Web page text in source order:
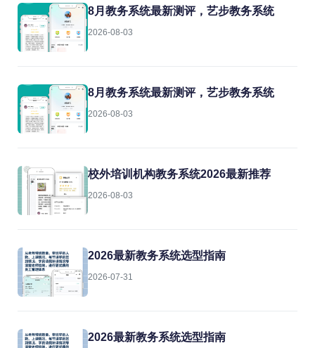
8月教务系统最新测评，艺步教务系统
2026-08-03
8月教务系统最新测评，艺步教务系统
2026-08-03
校外培训机构教务系统2026最新推荐
2026-08-03
2026最新教务系统选型指南
2026-07-31
2026最新教务系统选型指南